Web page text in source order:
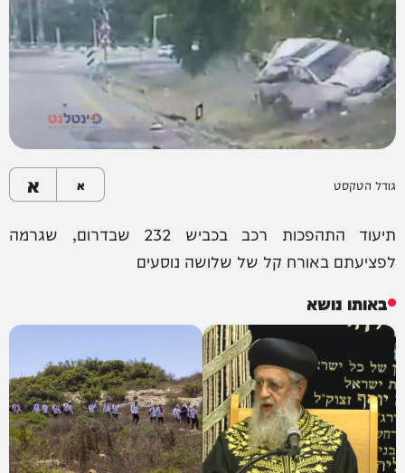
גודל הטקסט א א
תיעוד התהפכות רכב בכביש 232 שבדרום, שגרמה
לפציעתם באורח קל של שלושה נוסעים
באותו נושא